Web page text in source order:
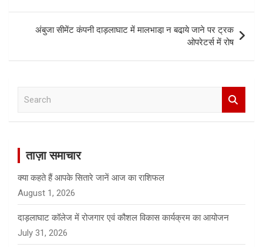
अंबुजा सीमेंट कंपनी दाड़लाघाट में मालभाडा़ न बढा़ये जाने पर ट्रक
ओपरेटर्स में रोष
ताज़ा समाचार
क्या कहते हैं आपके सितारे जानें आज का राशिफल
August 1, 2026
दाड़लाघाट कॉलेज में रोजगार एवं कौशल विकास कार्यक्रम का आयोजन
July 31, 2026